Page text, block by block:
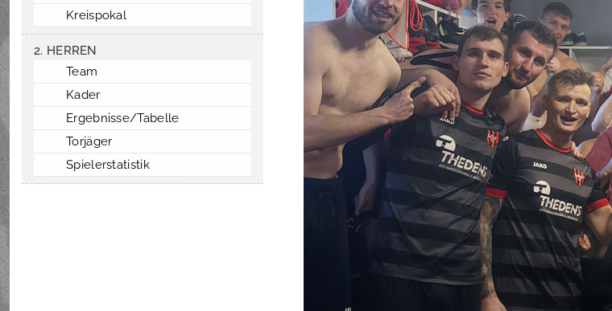
Kreispokal
2. HERREN
Team
Kader
Ergebnisse/Tabelle
Torjäger
Spielerstatistik